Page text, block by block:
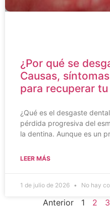
¿Por qué se
Causas,
para recuperar
¿Qué es el desgaste
pérdida progresiva del
la dentina. Aunque es un
LEER MÁS
1 de julio de 2026 No hay
Anterior 1 2 3